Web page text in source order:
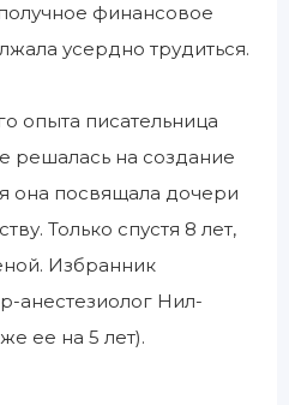
финансовое
усердно трудиться.
опыта писательница
решалась на создание
она посвящала дочери
Только спустя 8 лет,
Избранник
анестезиолог Нил-
ее на 5 лет).